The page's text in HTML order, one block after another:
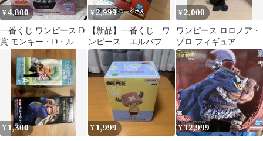
¥4,800
一番くじ ワンピース D
賞 モンキー・D・ルフ
ィ ギア5
¥2,999
【新品】一番くじ ワ
ンピース エルバフ
編 ゾロフィギュア＆
その他多数
¥ 2,000
ワンピース ロロノア・
ゾロ フィギュア
¥ 1,300 ¥ 1,999 ¥12,999